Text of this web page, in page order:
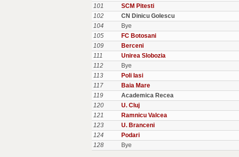
101
SCM Pitesti
102
CN Dinicu Golescu
104
Bye
105
FC Botosani
109
Berceni
111
Unirea Slobozia
112
Bye
113
Poli Iasi
117
Baia Mare
119
Academica Recea
120
U. Cluj
121
Ramnicu Valcea
123
U. Branceni
124
Podari
128
Bye